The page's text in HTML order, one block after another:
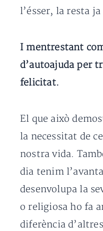
l’ésser, la resta
I mentrestant
d’autoajuda per
felicitat.
El que això
la necessitat de
nostra vida.
dia tenim
desenvolupa la
o religiosa ho fa
diferència